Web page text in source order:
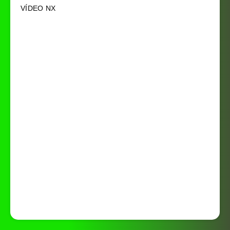
VÍDEO NX